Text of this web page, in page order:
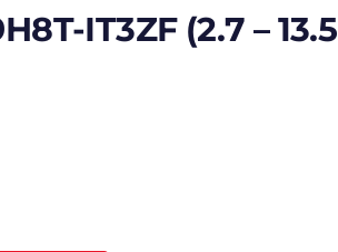
IT3ZF (2.7 – 13.5